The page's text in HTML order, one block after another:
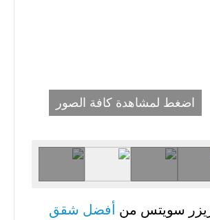
اضغط لمشاهدة كافة الصور
سويتس من أفضل شقق